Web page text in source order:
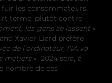
les consommateurs.
terme, plutôt contre-
les gens se lassent »
Xavier Liard préfère
de l’ordinateur, l’IA va
métiers ». 2024 sera, à
nombre de ces